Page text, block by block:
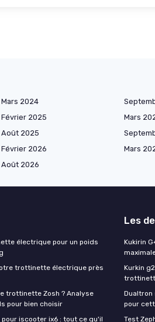
Mars 2024
Février 2025 Mars
Août 2025
Février 2026 Mars
Août 2026
électrique pour un poids
trottinette électrique près
trottinette Zosh ? Analyse
pour bien choisir
iscooter ix6 : tout ce qu'il
Les
Kukirin
Kurkin
Dualtron
pour
Test